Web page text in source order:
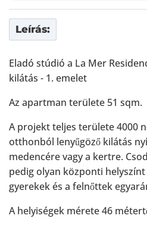
Leírás:
Eladó stúdió a La Mer
kilátás - 1. emelet
Az apartman területe 51 sqm.
A projekt teljes területe 4000
otthonból lenyűgöző kilátás
medencére vagy a kertre.
pedig olyan központi
gyerekek és a felnőttek
A helyiségek mérete 46